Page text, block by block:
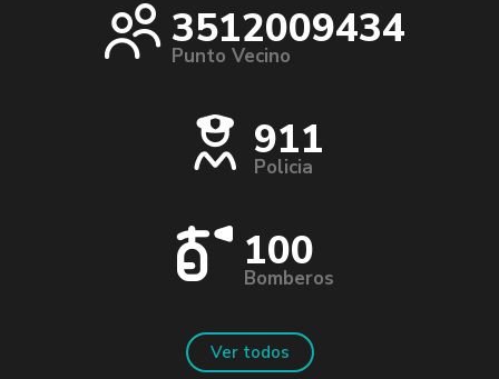
3512009434
Punto Vecino
911
Policia
100
Bomberos
Ver todos